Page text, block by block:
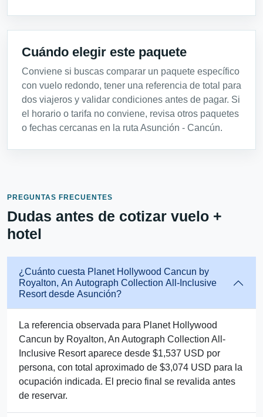
Cuándo elegir este paquete
Conviene si buscas comparar un paquete específico
con vuelo redondo, tener una referencia de total para
dos viajeros y validar condiciones antes de pagar. Si
el horario o tarifa no conviene, revisa otros paquetes
o fechas cercanas en la ruta Asunción - Cancún.
PREGUNTAS FRECUENTES
Dudas antes de cotizar vuelo +
hotel
¿Cuánto cuesta Planet Hollywood Cancun by
Royalton, An Autograph Collection All-Inclusive
Resort desde Asunción?
La referencia observada para Planet Hollywood
Cancun by Royalton, An Autograph Collection All-
Inclusive Resort aparece desde $1,537 USD por
persona, con total aproximado de $3,074 USD para la
ocupación indicada. El precio final se revalida antes
de reservar.